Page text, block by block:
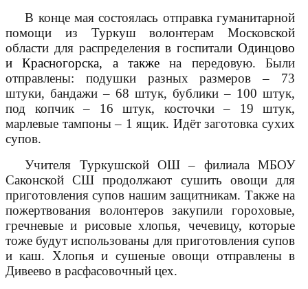
В конце мая состоялась отправка гуманитарной
помощи из Туркуш волонтерам Московской
области для распределения в госпитали Одинцово
и Красногорска, а также на передовую. Были
отправлены: подушки разных размеров – 73
штуки, бандажи – 68 штук, бублики – 100 штук,
под копчик – 16 штук, косточки – 19 штук,
марлевые тампоны – 1 ящик. Идёт заготовка сухих
супов.
Учителя Туркушской ОШ – филиала МБОУ
Саконской СШ продолжают сушить овощи для
приготовления супов нашим защитникам. Также на
пожертвования волонтеров закупили гороховые,
гречневые и рисовые хлопья, чечевицу, которые
тоже будут использованы для приготовления супов
и каш. Хлопья и сушеные овощи отправлены в
Дивеево в расфасовочный цех.